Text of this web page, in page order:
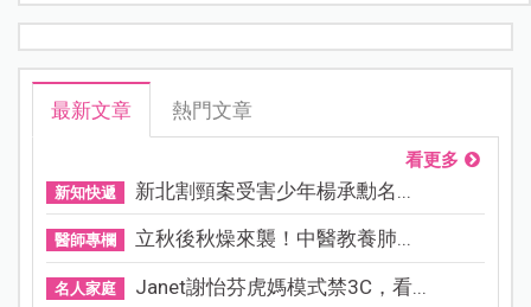
最新文章 熱門文章
看更多
新知快遞 新北割頸案受害少年楊承勳名...
醫師專欄 立秋後秋燥來襲！中醫教養肺...
名人家庭 Janet謝怡芬虎媽模式禁3C，看...